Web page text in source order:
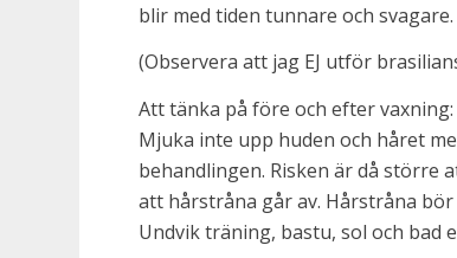
blir med tiden tunnare och svagare.
(Observera att jag EJ utför
Att tänka på före och efter vaxning:
Mjuka inte upp huden och håret
behandlingen. Risken är då större
att hårstråna går av. Hårstråna bör
Undvik träning, bastu, sol och bad